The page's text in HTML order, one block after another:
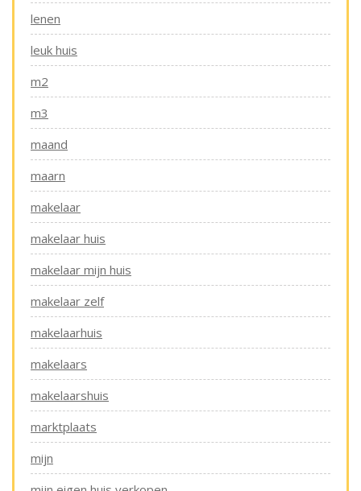
lenen
leuk huis
m2
m3
maand
maarn
makelaar
makelaar huis
makelaar mijn huis
makelaar zelf
makelaarhuis
makelaars
makelaarshuis
marktplaats
mijn